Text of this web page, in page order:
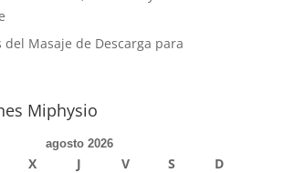
del Masaje de Descarga para
Miphysio
agosto 2026
X J V S
D